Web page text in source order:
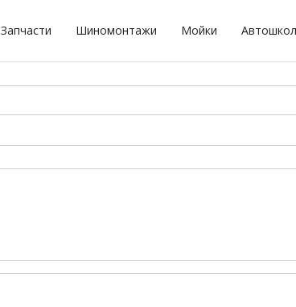
Запчасти Шиномонтажи Мойки